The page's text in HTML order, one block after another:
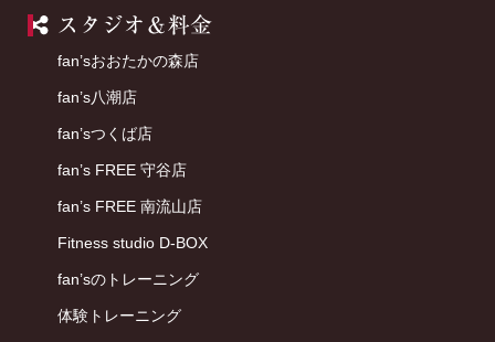
fan’sおおたかの森店
fan’s八潮店
fan’sつくば店
fan’s FREE 守谷店
fan’s FREE 南流山店
Fitness studio D-BOX
fan’sのトレーニング
体験トレーニング